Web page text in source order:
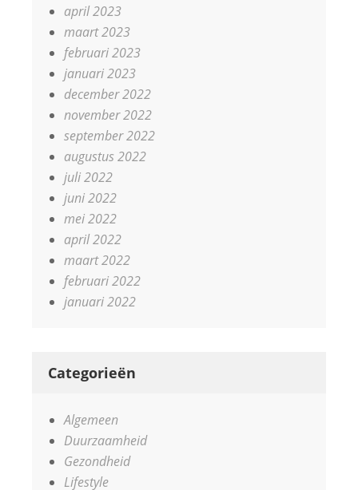
april 2023
maart 2023
februari 2023
januari 2023
december 2022
november 2022
september 2022
augustus 2022
juli 2022
juni 2022
mei 2022
april 2022
maart 2022
februari 2022
januari 2022
Categorieën
Algemeen
Duurzaamheid
Gezondheid
Lifestyle